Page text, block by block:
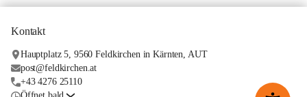
Kontakt
Hauptplatz 5, 9560 Feldkirchen in Kärnten, AUT
post@feldkirchen.at
+43 4276 25110